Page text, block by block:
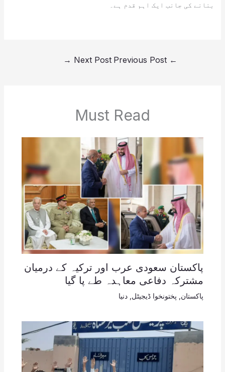
بنانے کی جانب ایک اہم قدم ہے۔
←
Next Post
→
Must Read
پاکستان سعودی عرب اور ترکیہ کے درمیان
مشترکہ دفاعی معاہدہ طے پا گیا
پاکستان پختونخوا ڈیجیٹل دنیا